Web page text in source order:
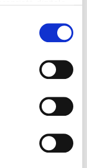
in qualsiasi
o facendo clic
di qualche